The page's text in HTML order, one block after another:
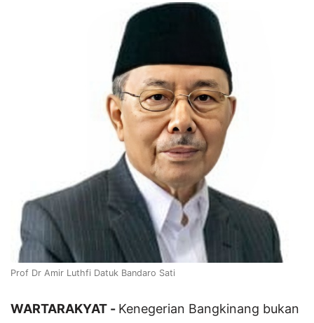
Prof Dr Amir Luthfi Datuk Bandaro Sati
WARTARAKYAT - Kenegerian Bangkinang bukan